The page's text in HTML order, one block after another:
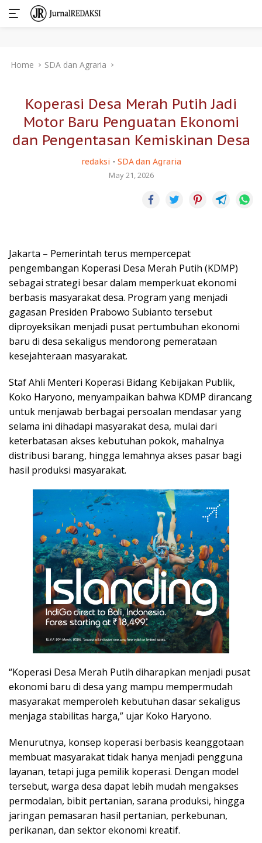
Home SDA dan Agraria
Koperasi Desa Merah Putih Jadi
Motor Baru Penguatan Ekonomi
dan Pengentasan Kemiskinan Desa
redaksi - SDA dan Agraria
May 21, 2026
Jakarta – Pemerintah terus mempercepat
pengembangan Koperasi Desa Merah Putih (KDMP)
sebagai strategi besar dalam memperkuat ekonomi
berbasis masyarakat desa. Program yang menjadi
gagasan Presiden Prabowo Subianto tersebut
diproyeksikan menjadi pusat pertumbuhan ekonomi
baru di desa sekaligus mendorong pemerataan
kesejahteraan masyarakat.
Staf Ahli Menteri Koperasi Bidang Kebijakan Publik,
Koko Haryono, menyampaikan bahwa KDMP dirancang
untuk menjawab berbagai persoalan mendasar yang
selama ini dihadapi masyarakat desa, mulai dari
keterbatasan akses kebutuhan pokok, mahalnya
distribusi barang, hingga lemahnya akses pasar bagi
hasil produksi masyarakat.
“Koperasi Desa Merah Putih diharapkan menjadi pusat
ekonomi baru di desa yang mampu mempermudah
masyarakat memperoleh kebutuhan dasar sekaligus
menjaga stabilitas harga,” ujar Koko Haryono.
Menurutnya, konsep koperasi berbasis keanggotaan
membuat masyarakat tidak hanya menjadi pengguna
layanan, tetapi juga pemilik koperasi. Dengan model
tersebut, warga desa dapat lebih mudah mengakses
permodalan, bibit pertanian, sarana produksi, hingga
jaringan pemasaran hasil pertanian, perkebunan,
perikanan, dan sektor ekonomi kreatif.